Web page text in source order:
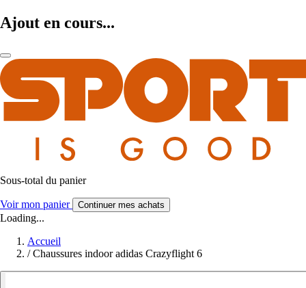
Ajout en cours...
Sous-total du panier
Voir mon panier Continuer mes achats
Loading...
Accueil
/ Chaussures indoor adidas Crazyflight 6